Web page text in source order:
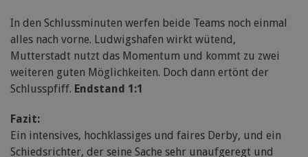
In den Schlussminuten werfen beide Teams noch einmal
alles nach vorne. Ludwigshafen wirkt wütend,
Mutterstadt nutzt das Momentum und kommt zu zwei
weiteren guten Möglichkeiten. Doch dann ertönt der
Schlusspfiff. Endstand 1:1
Fazit:
Ein intensives, hochklassiges und faires Derby, und ein
Schiedsrichter, der seine Sache sehr unaufgeregt und